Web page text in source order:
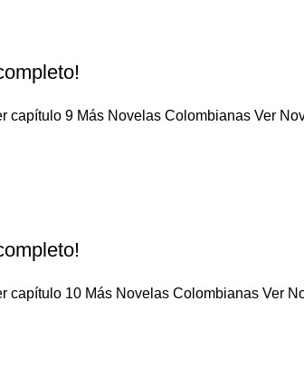
capítulo 9 Más Novelas Colombianas Ver
capítulo 10 Más Novelas Colombianas Ver